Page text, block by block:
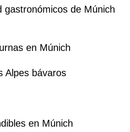
gastronómicos de Múnich
en Múnich
Alpes bávaros
en Múnich